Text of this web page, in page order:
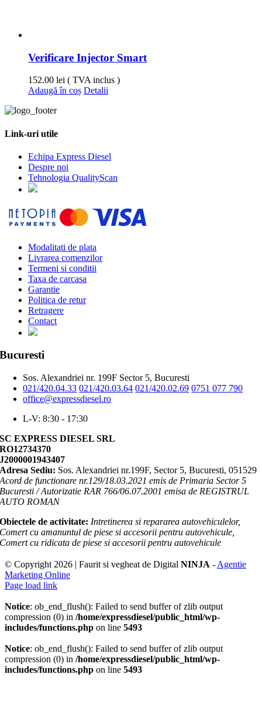
Verificare Injector Smart
152.00 lei ( TVA inclus )
Adaugă în coș Detalii
Link-uri utile
Echipa Express Diesel
Despre noi
Tehnologia QualityScan
Modalitati de plata
Livrarea comenzilor
Termeni si conditii
Taxa de carcasa
Garantie
Politica de retur
Retragere
Contact
Bucuresti
Sos. Alexandriei nr. 199F Sector 5, Bucuresti
021/420.04.33 021/420.03.64 021/420.02.69 0751 077 790
office@expressdiesel.ro
L-V: 8:30 - 17:30
SC EXPRESS DIESEL SRL
RO12734370
J2000001943407
Adresa Sediu: Sos. Alexandriei nr.199F, Sector 5, Bucuresti, 051529
Acord de functionare nr.129/18.03.2021 emis de Primaria Sector 5
Bucuresti / Autorizatie RAR 766/06.07.2001 emisa de REGISTRUL
AUTO ROMAN
Obiectele de activitate: Intretinerea si repararea autovehiculelor,
Comert cu amanuntul de piese si accesorii pentru autovehicule,
Comert cu ridicata de piese si accesorii pentru autovehicule
© Copyright 2026 | Faurit si vegheat de Digital NINJA - Agentie
Marketing Online
Page load link
to
Top
Notice: ob_end_flush(): Failed to send buffer of zlib output
compression (0) in /home/expressdiesel/public_html/wp-
includes/functions.php on line 5493
Notice: ob_end_flush(): Failed to send buffer of zlib output
compression (0) in /home/expressdiesel/public_html/wp-
includes/functions.php on line 5493